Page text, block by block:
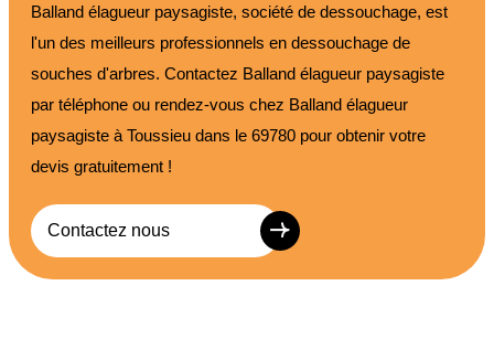
Balland élagueur paysagiste, société de dessouchage, est
l'un des meilleurs professionnels en dessouchage de
souches d'arbres. Contactez Balland élagueur paysagiste
par téléphone ou rendez-vous chez Balland élagueur
paysagiste à Toussieu dans le 69780 pour obtenir votre
devis gratuitement !
Contactez nous